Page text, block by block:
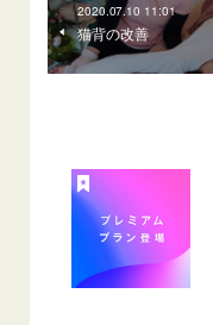
2020.07.10 11:01
猫背の改善